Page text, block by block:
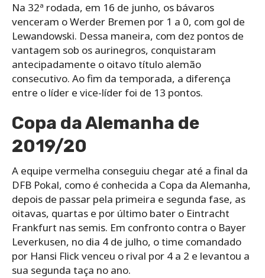
Na 32ª rodada, em 16 de junho, os bávaros
venceram o Werder Bremen por 1 a 0, com gol de
Lewandowski. Dessa maneira, com dez pontos de
vantagem sob os aurinegros, conquistaram
antecipadamente o oitavo título alemão
consecutivo. Ao fim da temporada, a diferença
entre o líder e vice-líder foi de 13 pontos.
Copa da Alemanha de
2019/20
A equipe vermelha conseguiu chegar até a final da
DFB Pokal, como é conhecida a Copa da Alemanha,
depois de passar pela primeira e segunda fase, as
oitavas, quartas e por último bater o Eintracht
Frankfurt nas semis. Em confronto contra o Bayer
Leverkusen, no dia 4 de julho, o time comandado
por Hansi Flick venceu o rival por 4 a 2 e levantou a
sua segunda taça no ano.